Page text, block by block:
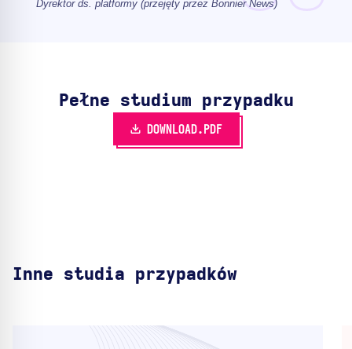
Dyrektor ds. platformy (przejęty przez Bonnier News)
Pełne studium przypadku
DOWNLOAD.PDF
Inne studia przypadków